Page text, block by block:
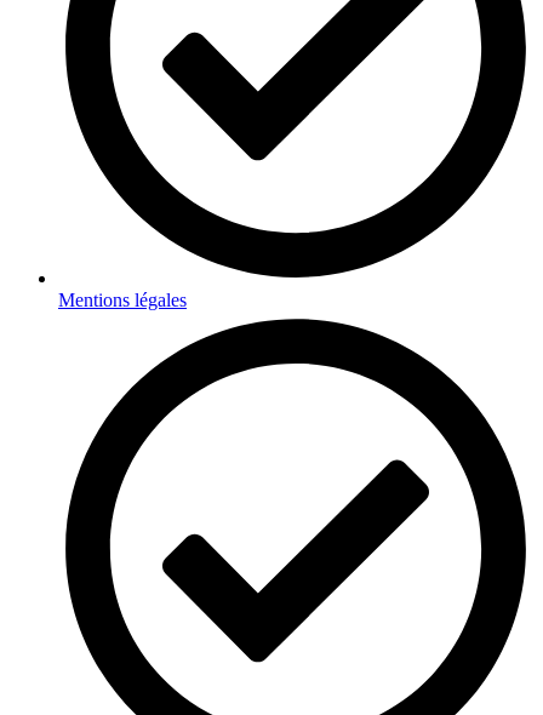
Mentions légales